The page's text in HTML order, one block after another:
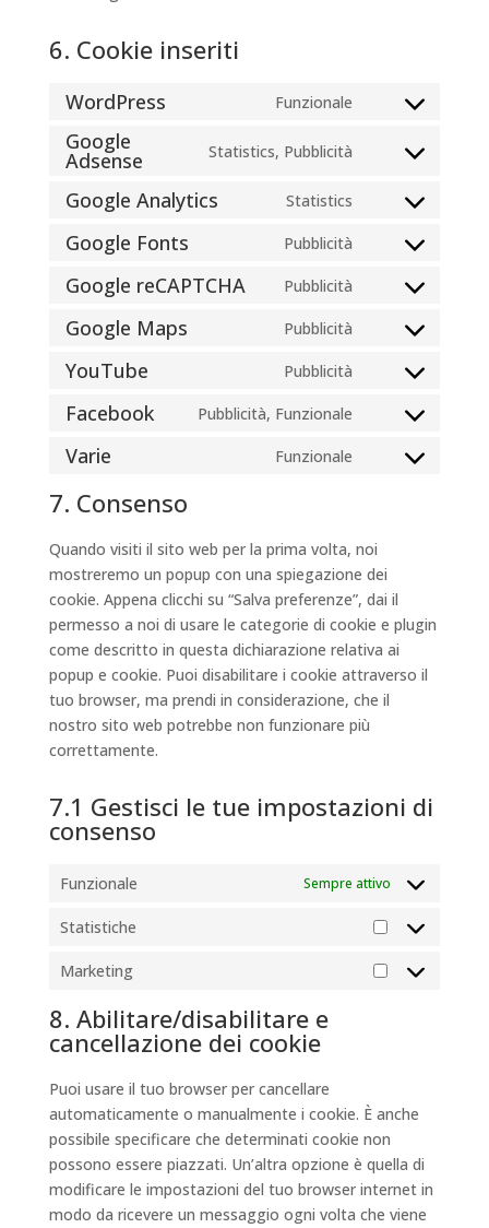
6. Cookie inseriti
WordPress Funzionale
Consent
service
Google
Adsense Statistics, Pubblicità
Consent
service
google-
Google Analytics Statistics
Consent
google-
Google Fonts Pubblicità
Consent
google-
Google reCAPTCHA Pubblicità
Consent
google-
Google Maps Pubblicità
Consent
google-
YouTube Pubblicità
Consent
youtube
Facebook Pubblicità, Funzionale
Consent
Varie Funzionale
Consent
varie
7. Consenso
Quando visiti il sito web per la prima volta, noi
mostreremo un popup con una spiegazione dei
cookie. Appena clicchi su “Salva preferenze”, dai il
permesso a noi di usare le categorie di cookie e plugin
come descritto in questa dichiarazione relativa ai
popup e cookie. Puoi disabilitare i cookie attraverso il
tuo browser, ma prendi in considerazione, che il
nostro sito web potrebbe non funzionare più
correttamente.
7.1 Gestisci le tue impostazioni di
consenso
Funzionale Sempre attivo
Statistiche
Statistiche
Marketing
Marketing
8. Abilitare/disabilitare e
cancellazione dei cookie
Puoi usare il tuo browser per cancellare
automaticamente o manualmente i cookie. È anche
possibile specificare che determinati cookie non
possono essere piazzati. Un’altra opzione è quella di
modificare le impostazioni del tuo browser internet in
modo da ricevere un messaggio ogni volta che viene